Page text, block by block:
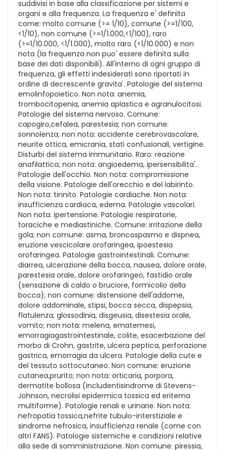
suddivisi in base alla classificazione per sistemi e
organi e alla frequenza. La frequenza e' definita
come: molto comune (>= 1/10), comune (>=1/100,
<1/10), non comune (>=1/1.000,<1/100), raro
(>=1/10.000, <1/1.000), molto raro (<1/10.000) e non
nota (la frequenza non puo' essere definita sulla
base dei dati disponibili). All'interno di ogni gruppo di
frequenza, gli effetti indesiderati sono riportati in
ordine di decrescente gravita'. Patologie del sistema
emolinfopoietico. Non nota: anemia,
trombocitopenia, anemia aplastica e agranulocitosi.
Patologie del sistema nervoso. Comune:
capogiro,cefalea, parestesia; non comune:
sonnolenza; non nota: accidente cerebrovascolare,
neurite ottica, emicrania, stati confusionali, vertigine.
Disturbi del sistema immunitario. Raro: reazione
anafilattica; non nota: angioedema, ipersensibilita'.
Patologie dell'occhio. Non nota: compromissione
della visione. Patologie dell'orecchio e del labirinto.
Non nota: tinnito. Patologie cardiache. Non nota:
insufficienza cardiaca, edema. Patologie vascolari.
Non nota: ipertensione. Patologie respiratorie,
toraciche e mediastiniche. Comune: irritazione della
gola; non comune: asma, broncospasmo e dispnea,
eruzione vescicolare orofaringea, ipoestesia
orofaringea. Patologie gastrointestinali. Comune:
diarrea, ulcerazione della bocca, nausea, dolore orale,
parestesia orale, dolore orofaringeo, fastidio orale
(sensazione di caldo o bruciore, formicolio della
bocca); non comune: distensione dell'addome,
dolore addominale, stipsi, bocca secca, dispepsia,
flatulenza, glossodinia, disgeusia, disestesia orale,
vomito; non nota: melena, ematemesi,
emorragiagastrointestinale, colite, esacerbazione del
morbo di Crohn, gastrite, ulcera peptica, perforazione
gastrica, emorragia da ulcera. Patologie della cute e
del tessuto sottocutaneo. Non comune: eruzione
cutanea,prurito; non nota: orticaria, porpora,
dermatite bollosa (includentisindrome di Stevens-
Johnson, necrolisi epidermica tossica ed eritema
multiforme). Patologie renali e urinarie. Non nota:
nefropatia tossica,nefrite tubulo-interstiziale e
sindrome nefrosica, insufficienza renale (come con
altri FANS). Patologie sistemiche e condizioni relative
alla sede di somministrazione. Non comune: piressia,